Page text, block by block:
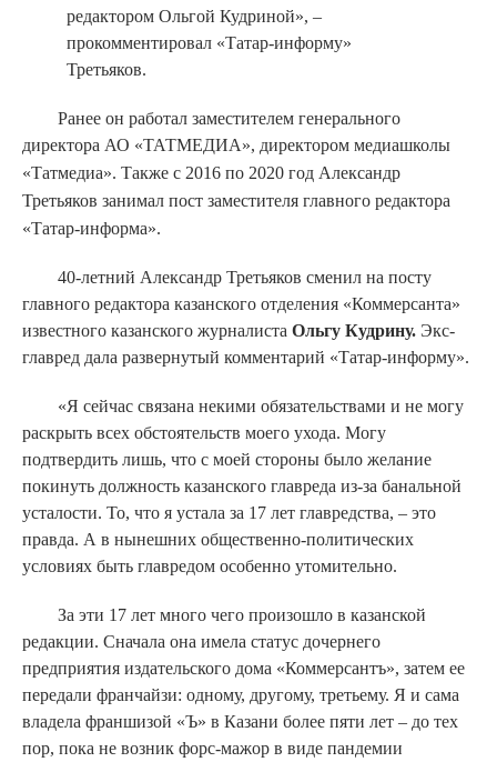
редактором Ольгой Кудриной», –
прокомментировал «Татар-информу»
Третьяков.
Ранее он работал заместителем генерального
директора АО «ТАТМЕДИА», директором медиашколы
«Татмедиа». Также с 2016 по 2020 год Александр
Третьяков занимал пост заместителя главного редактора
«Татар-информа».
40-летний Александр Третьяков сменил на посту
главного редактора казанского отделения «Коммерсанта»
известного казанского журналиста Ольгу Кудрину. Экс-
главред дала развернутый комментарий «Татар-информу».
«Я сейчас связана некими обязательствами и не могу
раскрыть всех обстоятельств моего ухода. Могу
подтвердить лишь, что с моей стороны было желание
покинуть должность казанского главреда из-за банальной
усталости. То, что я устала за 17 лет главредства, – это
правда. А в нынешних общественно-политических
условиях быть главредом особенно утомительно.
За эти 17 лет много чего произошло в казанской
редакции. Сначала она имела статус дочернего
предприятия издательского дома «Коммерсантъ», затем ее
передали франчайзи: одному, другому, третьему. Я и сама
владела франшизой «Ъ» в Казани более пяти лет – до тех
пор, пока не возник форс-мажор в виде пандемии